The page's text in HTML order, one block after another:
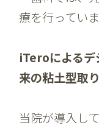
療を行っていま
iTeroによるデ
来の粘土型取
当院が導入し